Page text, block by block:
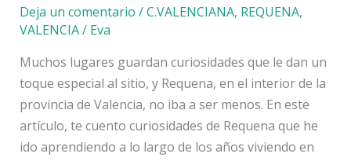
Deja un comentario /C.VALENCIANA, REQUENA,
VALENCIA/ Eva
Muchos lugares guardan curiosidades que le dan un
toque especial al sitio, y Requena, en el interior de la
provincia de Valencia, no iba a ser menos. En este
artículo, te cuento curiosidades de Requena que he
ido aprendiendo a lo largo de los años viviendo en